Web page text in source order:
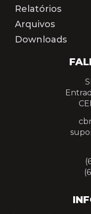
Relatórios
Arquivos
Downloads